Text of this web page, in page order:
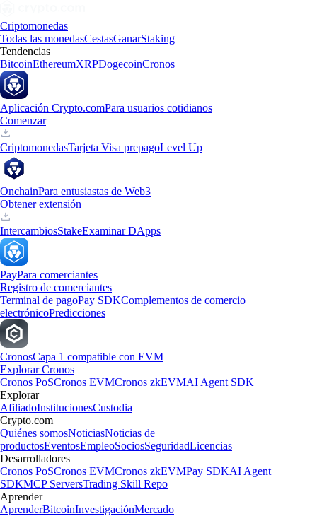
Criptomonedas
Todas las monedasCestasGanarStaking
Tendencias
BitcoinEthereumXRPDogecoinCronos
Aplicación Crypto.comPara usuarios cotidianos
Comenzar
CriptomonedasTarjeta Visa prepagoLevel Up
OnchainPara entusiastas de Web3
Obtener extensión
IntercambiosStakeExaminar DApps
PayPara comerciantes
Registro de comerciantes
Terminal de pagoPay SDKComplementos de comercio
electrónicoPredicciones
CronosCapa 1 compatible con EVM
Explorar Cronos
Cronos PoSCronos EVMCronos zkEVMAI Agent SDK
Explorar
AfiliadoInstitucionesCustodia
Crypto.com
Quiénes somosNoticiasNoticias de
productosEventosEmpleoSociosSeguridadLicencias
Desarrolladores
Cronos PoSCronos EVMCronos zkEVMPay SDKAI Agent
SDKMCP ServersTrading Skill Repo
Aprender
AprenderBitcoinInvestigaciónMercado